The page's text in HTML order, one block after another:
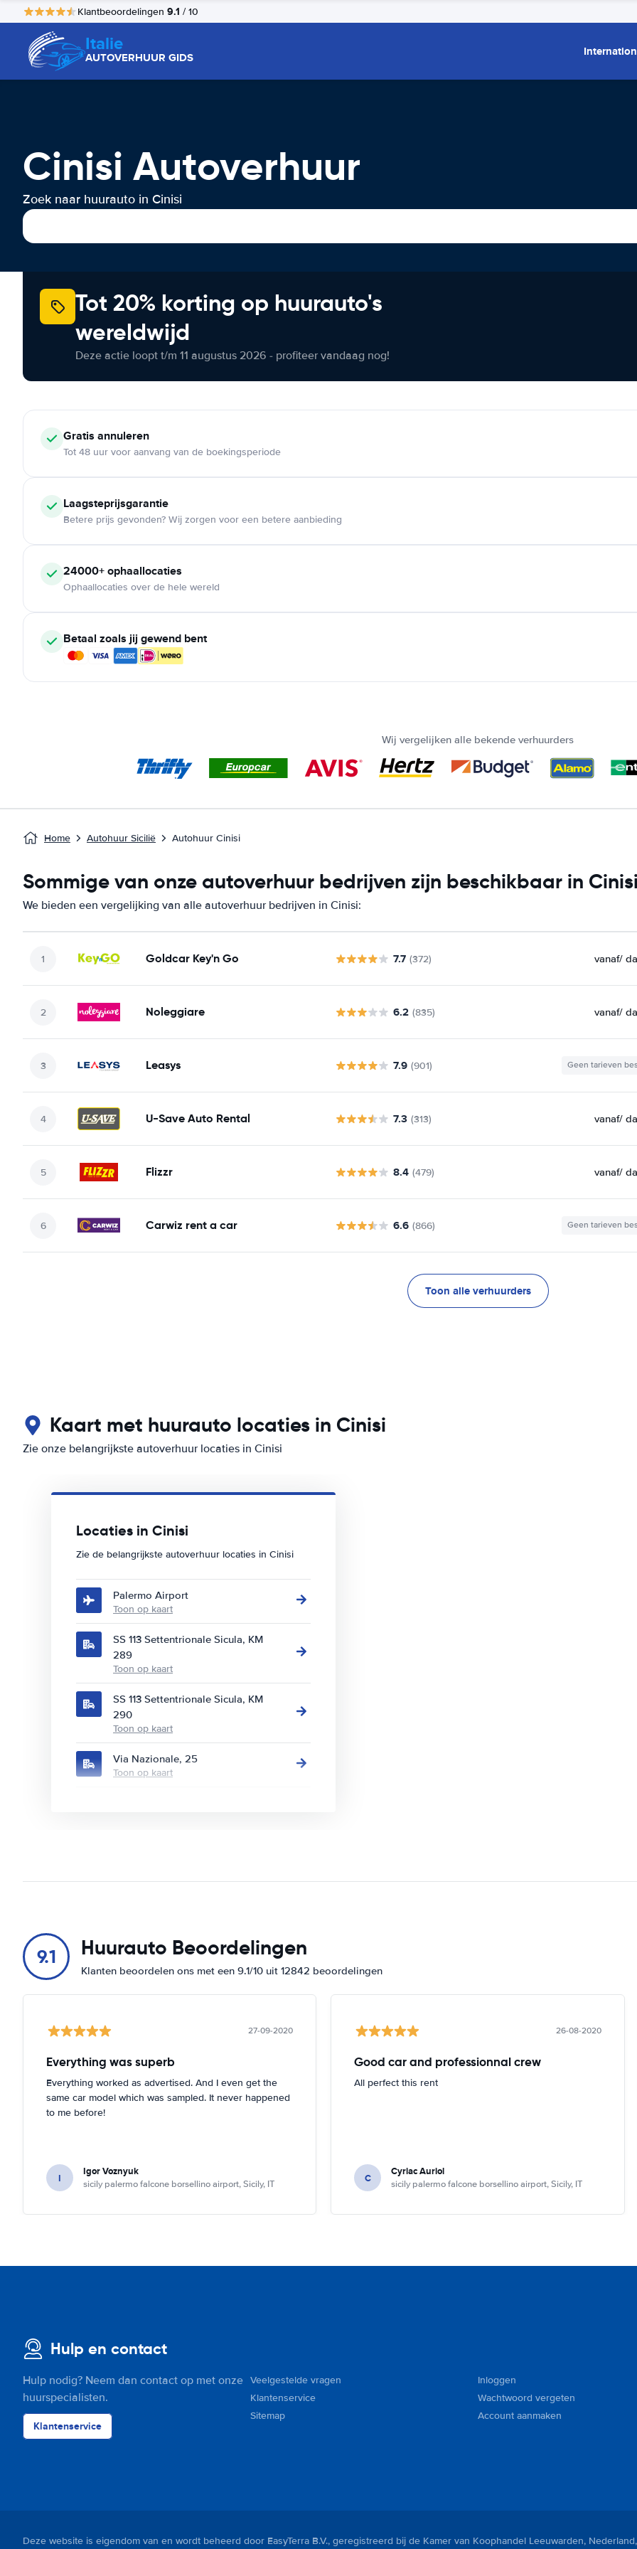
Klantbeoordelingen 9.1 / 10
Italie
AUTOVERHUUR GIDS
Cinisi Autoverhuur
Zoek naar huurauto in Cinisi
Tot 20% korting op huurauto's
wereldwijd
Deze actie loopt t/m 11 augustus 2026 - profiteer vandaag nog!
Gratis annuleren
Tot 48 uur voor aanvang van de boekingsperiode
Laagsteprijsgarantie
Betere prijs gevonden? Wij zorgen voor een betere aanbieding
24000+ ophaallocaties
Ophaallocaties over de hele wereld
Betaal zoals jij gewend bent
Wij vergelijken alle bekende verhuurders
Home Autohuur Sicilië Autohuur Cinisi
Sommige van onze autoverhuur bedrijven zijn beschikbaar in
We bieden een vergelijking van alle autoverhuur bedrijven in Cinisi:
Goldcar Key'n Go 7.7 (372) vanaf/
Noleggiare 6.2 (835) vanaf/
Leasys 7.9 (901) Geen tarieven
U-Save Auto Rental 7.3 (313) vanaf/
Flizzr 8.4 (479) vanaf/
Carwiz rent a car 6.6 (866) Geen tarieven
Toon alle verhuurders
Kaart met huurauto locaties in Cinisi
Zie onze belangrijkste autoverhuur locaties in Cinisi
Locaties in Cinisi
Zie de belangrijkste autoverhuur locaties in Cinisi
Palermo Airport
Toon op kaart
SS 113 Settentrionale Sicula, KM
289
Toon op kaart
SS 113 Settentrionale Sicula, KM
290
Toon op kaart
Via Nazionale, 25
Toon op kaart
9.1 Huurauto Beoordelingen
Klanten beoordelen ons met een 9.1/10 uit 12842 beoordelingen
27-09-2020
Everything was superb
Everything worked as advertised. And I even get the
same car model which was sampled. It never happened
to me before!
I Igor Voznyuk
sicily palermo falcone borsellino airport, Sicily, IT
26-08-2020
Good car and professionnal crew
All perfect this rent
C Cyriac Auriol
sicily palermo falcone borsellino airport, Sicily, IT
Hulp en contact
Hulp nodig? Neem dan contact op met onze
huurspecialisten.
Klantenservice
Veelgestelde vragen
Klantenservice
Sitemap
Inloggen
Wachtwoord vergeten
Account aanmaken
Deze website is eigendom van en wordt beheerd door EasyTerra B.V., geregistreerd bij de Kamer van Koophandel Leeuwarden, Nederland,